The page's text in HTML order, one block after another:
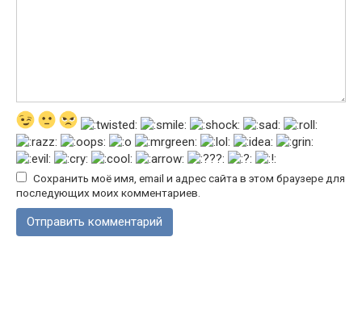
Сохранить моё имя, email и адрес сайта в этом браузере для
последующих моих комментариев.